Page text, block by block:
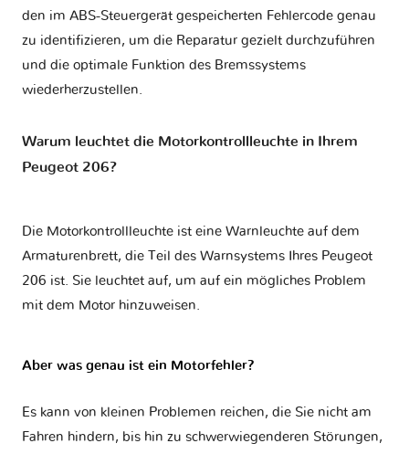
den im ABS-Steuergerät gespeicherten Fehlercode genau
zu identifizieren, um die Reparatur gezielt durchzuführen
und die optimale Funktion des Bremssystems
wiederherzustellen.
Warum leuchtet die Motorkontrollleuchte in Ihrem
Peugeot 206?
Die Motorkontrollleuchte ist eine Warnleuchte auf dem
Armaturenbrett, die Teil des Warnsystems Ihres Peugeot
206 ist. Sie leuchtet auf, um auf ein mögliches Problem
mit dem Motor hinzuweisen.
Aber was genau ist ein Motorfehler?
Es kann von kleinen Problemen reichen, die Sie nicht am
Fahren hindern, bis hin zu schwerwiegenderen Störungen,